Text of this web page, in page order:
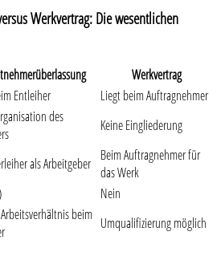
Werkvertrag: Die wesentlichen
Werkvertrag
Entleiher
Liegt beim Auftragnehmer
des
Keine Eingliederung
als Arbeitgeber Beim Auftragnehmer für
das Werk
Nein
beim Umqualifizierung möglich